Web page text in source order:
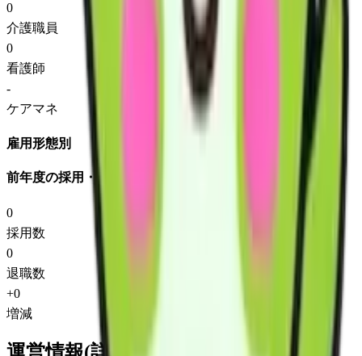
0
介護職員
0
看護師
-
ケアマネ
雇用形態別
前年度の採用・退職
0
採用数
0
退職数
+0
増減